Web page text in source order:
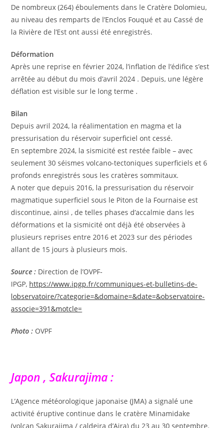
De nombreux (264) éboulements dans le Cratère Dolomieu,
au niveau des remparts de l’Enclos Fouqué et au Cassé de
la Rivière de l’Est ont aussi été enregistrés.
Déformation
Après une reprise en février 2024, l’inflation de l’édifice s’est
arrêtée au début du mois d’avril 2024 . Depuis, une légère
déflation est visible sur le long terme .
Bilan
Depuis avril 2024, la réalimentation en magma et la
pressurisation du réservoir superficiel ont cessé.
En septembre 2024, la sismicité est restée faible – avec
seulement 30 séismes volcano-tectoniques superficiels et 6
profonds enregistrés sous les cratères sommitaux.
A noter que depuis 2016, la pressurisation du réservoir
magmatique superficiel sous le Piton de la Fournaise est
discontinue, ainsi , de telles phases d’accalmie dans les
déformations et la sismicité ont déjà été observées à
plusieurs reprises entre 2016 et 2023 sur des périodes
allant de 15 jours à plusieurs mois.
Source : Direction de l’OVPF-
IPGP, https://www.ipgp.fr/communiques-et-bulletins-de-
lobservatoire/?categorie=&domaine=&date=&observatoire-
associe=391&motcle=
Photo : OVPF
Japon , Sakurajima :
L’Agence météorologique japonaise (JMA) a signalé une
activité éruptive continue dans le cratère Minamidake
(volcan Sakurajima / caldeira d’Aira) du 23 au 30 septembre.